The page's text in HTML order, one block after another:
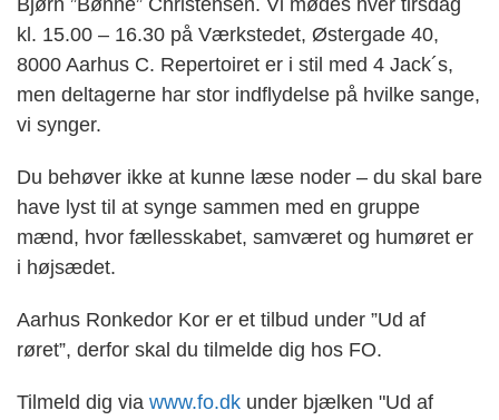
Bjørn ”Bønne” Christensen. Vi mødes hver tirsdag
kl. 15.00 – 16.30 på Værkstedet, Østergade 40,
8000 Aarhus C. Repertoiret er i stil med 4 Jack´s,
men deltagerne har stor indflydelse på hvilke sange,
vi synger.
Du behøver ikke at kunne læse noder – du skal bare
have lyst til at synge sammen med en gruppe
mænd, hvor fællesskabet, samværet og humøret er
i højsædet.
Aarhus Ronkedor Kor er et tilbud under ”Ud af
røret”, derfor skal du tilmelde dig hos FO.
Tilmeld dig via www.fo.dk under bjælken "Ud af